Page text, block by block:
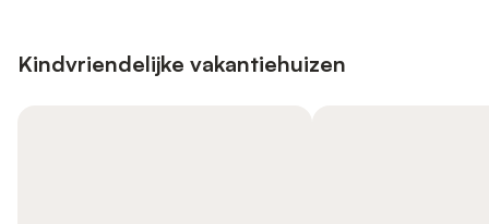
Kindvriendelijke vakantiehuizen